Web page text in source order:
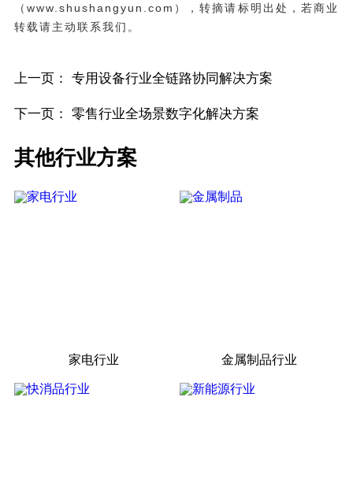
（www.shushangyun.com），转摘请标明出处，若商业
转载请主动联系我们。
上一页： 专用设备行业全链路协同解决方案
下一页： 零售行业全场景数字化解决方案
其他行业方案
家电行业 金属制品行业